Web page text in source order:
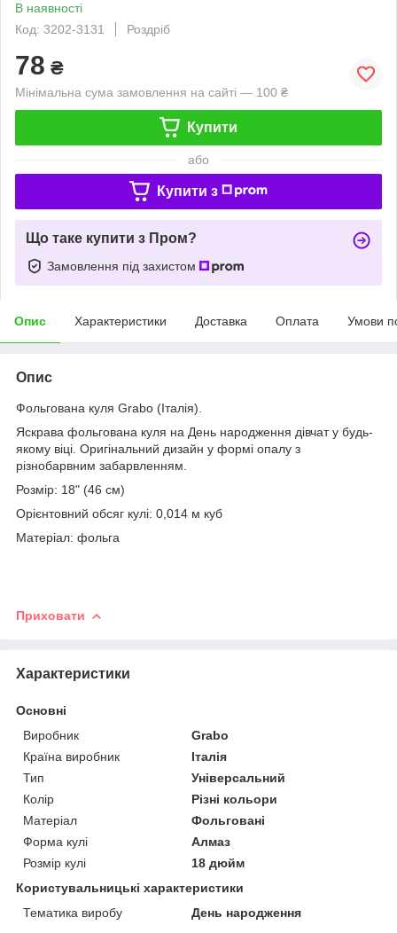
В наявності
Код: 3202-3131
Роздріб
78 ₴
Мінімальна сума замовлення на сайті — 100 ₴
Купити
або
Купити з
Що таке купити з Пром?
Замовлення під захистом
Опис Характеристики Доставка Оплата Умови
Опис
Фольгована куля Grabo (Італія).
Яскрава фольгована куля на День народження дівчат у будь-
якому віці. Оригінальний дизайн у формі опалу з
різнобарвним забарвленням.
Розмір: 18" (46 см)
Орієнтовний обсяг кулі: 0,014 м куб
Матеріал: фольга
Приховати
Характеристики
Основні
Виробник
Grabo
Країна виробник
Італія
Тип
Універсальний
Колір
Різні кольори
Матеріал
Фольговані
Форма кулі
Алмаз
Розмір кулі
18 дюйм
Користувальницькі характеристики
Тематика виробу
День народження